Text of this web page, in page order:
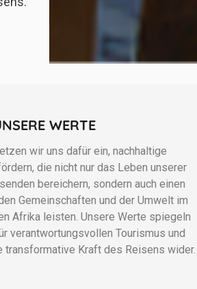
WERTE
wir uns dafür ein, nachhaltige
die nicht nur das Leben unserer
bereichern, sondern auch einen
Gemeinschaften und der Umwelt im
Afrika leisten. Unsere Werte spiegeln
verantwortungsvollen Tourismus und
transformative Kraft des Reisens wider.